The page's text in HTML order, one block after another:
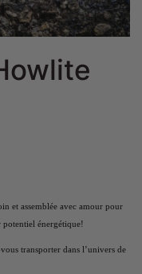
et assemblée avec amour pour
potentiel énergétique!
vous transporter dans l’univers de